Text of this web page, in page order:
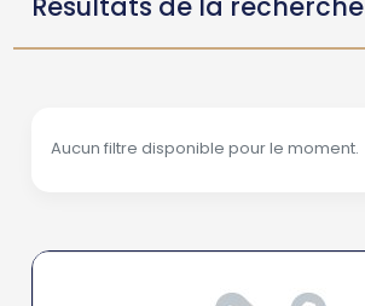
Aucun filtre disponible pour le moment.